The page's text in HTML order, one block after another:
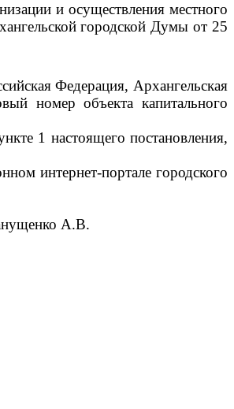
и осуществления местного
городской Думы от 25
Федерация, Архангельская
номер объекта капитального
1 настоящего постановления,
интернет-портале городского
А.В.